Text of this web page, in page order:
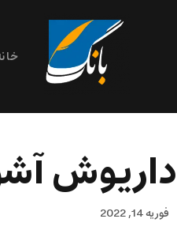
داريوش
فوریه 14, 2022